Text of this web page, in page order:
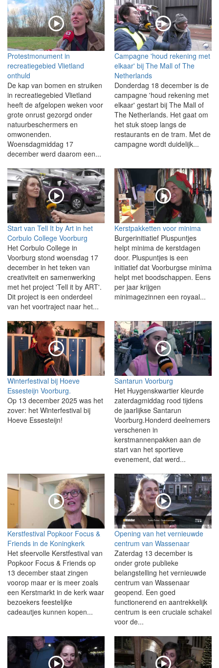
Protestmonument in
recreatiegebied Vlietland
onthuld
De kap van bomen en struiken
in recreatiegebied Vlietland
heeft de afgelopen weken voor
grote onrust gezorgd onder
natuurbeschermers en
omwonenden.
Woensdagmiddag 17
december werd daarom een...
Campagne 'houd rekening met
elkaar' bij The Mall of The
Netherlands
Donderdag 18 december is de
campagne 'houd rekening met
elkaar' gestart bij The Mall of
The Netherlands. Het gaat om
het stuk stoep langs de
restaurants en de tram. Met de
campagne wordt duidelijk...
Start van Tell It by Art in het
Corbulo College Voorburg
Het Corbulo College in
Voorburg stond woensdag 17
december in het teken van
creativiteit en samenwerking
met het project 'Tell it by ART'.
Dit project is een onderdeel
van het voortraject naar het...
Kerstpakketten voor minima
Burgerinitiatief Pluspuntjes
helpt minima de kerstdagen
door. Pluspuntjes is een
initiatief dat Voorburgse minima
helpt met boodschappen. Eens
per jaar krijgen
minimagezinnen een royaal...
Winterfestival bij Hoeve
Essesteijn Voorburg.
Op 13 december 2025 was het
zover: het Winterfestival bij
Hoeve Essesteijn!
Santarun Voorburg
Het Huygenskwartier kleurde
zaterdagmiddag rood tijdens
de jaarlijkse Santarun
Voorburg.Honderd deelnemers
verschenen in
kerstmannenpakken aan de
start van het sportieve
evenement, dat werd...
Kerstfestival Popkoor Focus &
Friends in de Koningkerk
Het sfeervolle Kerstfestival van
Popkoor Focus & Friends op
13 december staat zingen
voorop maar er is meer zoals
een Kerstmarkt in de kerk waar
bezoekers feestelijke
cadeautjes kunnen kopen...
Opening van het vernieuwde
centrum van Wassenaar
Zaterdag 13 december is
onder grote publieke
belangstelling het vernieuwde
centrum van Wassenaar
geopend. Een goed
functionerend en aantrekkelijk
centrum is een cruciale schakel
voor de...